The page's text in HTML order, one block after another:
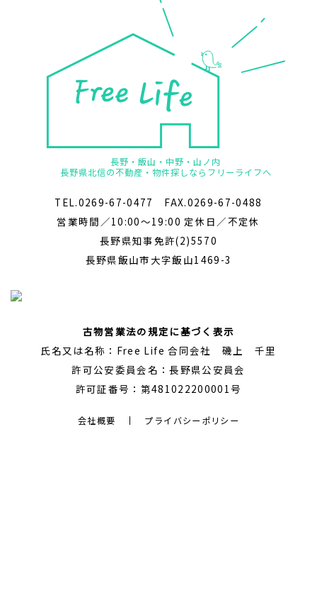
長野・飯山・中野・山ノ内
長野県北信の不動産・物件探しならフリーライフへ
TEL.0269-67-0477 FAX.0269-67-0488
営業時間／10:00～19:00 定休日／不定休
長野県知事免許(2)5570
長野県飯山市大字飯山1469-3
古物営業法の規定に基づく表示
氏名又は名称：Free Life 合同会社 磯上 千里
許可公安委員会名：長野県公安員会
許可証番号：第481022200001号
会社概要 プライバシーポリシー